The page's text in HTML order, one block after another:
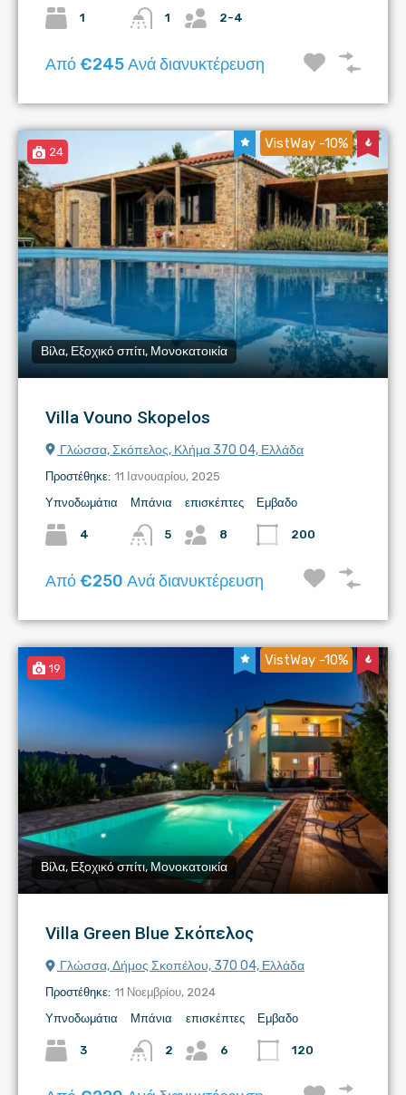
1 1 2-4
Από €245 Ανά διανυκτέρευση
24
VistWay -10%
Βίλα, Εξοχικό σπίτι, Μονοκατοικία
Villa Vouno Skopelos
Γλώσσα, Σκόπελος, Κλήμα 370 04, Ελλάδα
Προστέθηκε: 11 Ιανουαρίου, 2025
Υπνοδωμάτια
4
Μπάνια
5
επισκέπτες
8
Εμβαδο
200
Από €250 Ανά διανυκτέρευση
19
VistWay -10%
Βίλα, Εξοχικό σπίτι, Μονοκατοικία
Villa Green Blue Σκόπελος
Γλώσσα, Δήμος Σκοπέλου, 370 04, Ελλάδα
Προστέθηκε: 11 Νοεμβρίου, 2024
Υπνοδωμάτια
3
Μπάνια
2
επισκέπτες
6
Εμβαδο
120